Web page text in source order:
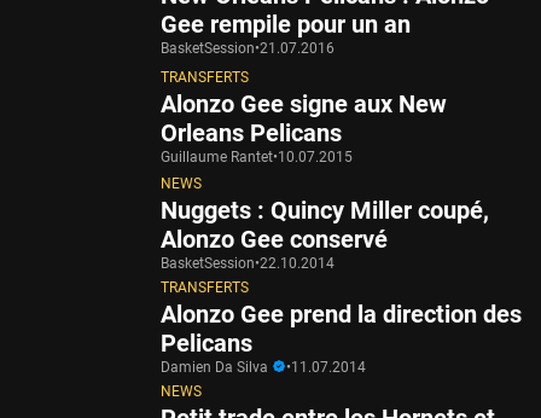
Gee rempile pour un an
BasketSession•21.07.2016
TRANSFERTS
Alonzo Gee signe aux New
Orleans Pelicans
Guillaume Rantet•10.07.2015
NEWS
Nuggets : Quincy Miller coupé,
Alonzo Gee conservé
BasketSession•22.10.2014
TRANSFERTS
Alonzo Gee prend la direction des
Pelicans
Damien Da Silva •11.07.2014
NEWS